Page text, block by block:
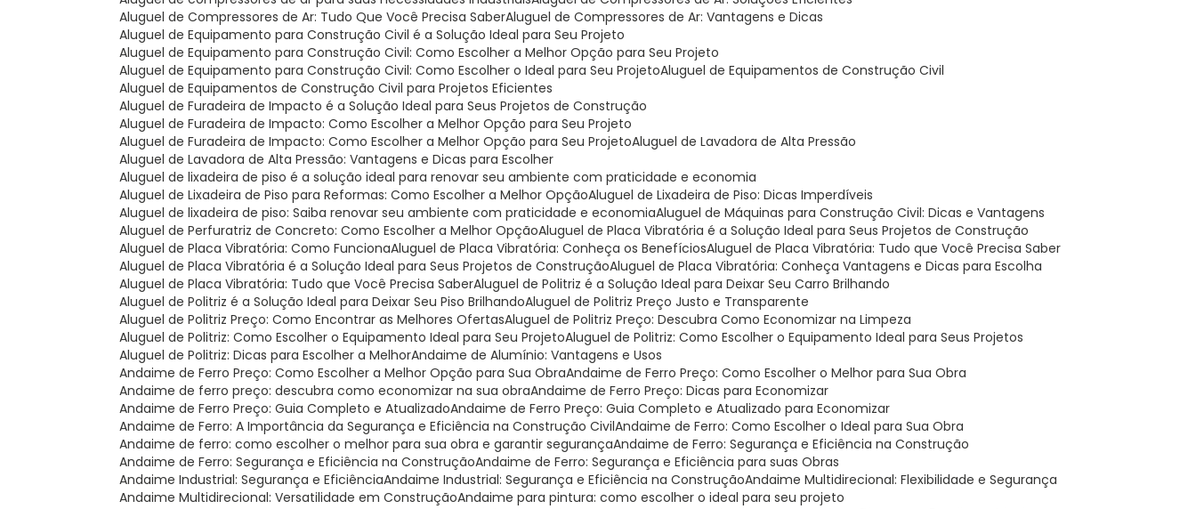
Aluguel de Compressores de Ar: Tudo Que Você Precisa Saber Aluguel de Compressores de Ar: Vantagens e Dicas
Aluguel de Equipamento para Construção Civil é a Solução Ideal para Seu Projeto
Aluguel de Equipamento para Construção Civil: Como Escolher a Melhor Opção para Seu Projeto
Aluguel de Equipamento para Construção Civil: Como Escolher o Ideal para Seu Projeto Aluguel de Equipamentos de Construção Civil
Aluguel de Equipamentos de Construção Civil para Projetos Eficientes
Aluguel de Furadeira de Impacto é a Solução Ideal para Seus Projetos de Construção
Aluguel de Furadeira de Impacto: Como Escolher a Melhor Opção para Seu Projeto
Aluguel de Furadeira de Impacto: Como Escolher a Melhor Opção para Seu Projeto Aluguel de Lavadora de Alta Pressão
Aluguel de Lavadora de Alta Pressão: Vantagens e Dicas para Escolher
Aluguel de lixadeira de piso é a solução ideal para renovar seu ambiente com praticidade e economia
Aluguel de Lixadeira de Piso para Reformas: Como Escolher a Melhor Opção Aluguel de Lixadeira de Piso: Dicas Imperdíveis
Aluguel de lixadeira de piso: Saiba renovar seu ambiente com praticidade e economia Aluguel de Máquinas para Construção Civil: Dicas e Vantagens
Aluguel de Perfuratriz de Concreto: Como Escolher a Melhor Opção Aluguel de Placa Vibratória é a Solução Ideal para Seus Projetos de Construção
Aluguel de Placa Vibratória: Como Funciona Aluguel de Placa Vibratória: Conheça os Benefícios Aluguel de Placa Vibratória: Tudo que Você Precisa Saber
Aluguel de Placa Vibratória é a Solução Ideal para Seus Projetos de Construção Aluguel de Placa Vibratória: Conheça Vantagens e Dicas para Escolha
Aluguel de Placa Vibratória: Tudo que Você Precisa Saber Aluguel de Politriz é a Solução Ideal para Deixar Seu Carro Brilhando
Aluguel de Politriz é a Solução Ideal para Deixar Seu Piso Brilhando Aluguel de Politriz Preço Justo e Transparente
Aluguel de Politriz Preço: Como Encontrar as Melhores Ofertas Aluguel de Politriz Preço: Descubra Como Economizar na Limpeza
Aluguel de Politriz: Como Escolher o Equipamento Ideal para Seu Projeto Aluguel de Politriz: Como Escolher o Equipamento Ideal para Seus Projetos
Aluguel de Politriz: Dicas para Escolher a Melhor Andaime de Alumínio: Vantagens e Usos
Andaime de Ferro Preço: Como Escolher a Melhor Opção para Sua Obra Andaime de Ferro Preço: Como Escolher o Melhor para Sua Obra
Andaime de ferro preço: descubra como economizar na sua obra Andaime de Ferro Preço: Dicas para Economizar
Andaime de Ferro Preço: Guia Completo e Atualizado Andaime de Ferro Preço: Guia Completo e Atualizado para Economizar
Andaime de Ferro: A Importância da Segurança e Eficiência na Construção Civil Andaime de Ferro: Como Escolher o Ideal para Sua Obra
Andaime de ferro: como escolher o melhor para sua obra e garantir segurança Andaime de Ferro: Segurança e Eficiência na Construção
Andaime de Ferro: Segurança e Eficiência na Construção Andaime de Ferro: Segurança e Eficiência para suas Obras
Andaime Industrial: Segurança e Eficiência Andaime Industrial: Segurança e Eficiência na Construção Andaime Multidirecional: Flexibilidade e Segurança
Andaime Multidirecional: Versatilidade em Construção Andaime para pintura: como escolher o ideal para seu projeto